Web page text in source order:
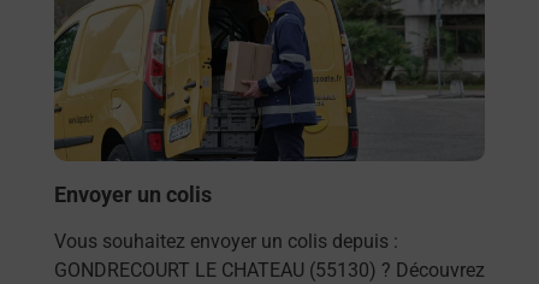
Envoyer un colis
Vous souhaitez envoyer un colis depuis :
GONDRECOURT LE CHATEAU (55130) ? Découvrez